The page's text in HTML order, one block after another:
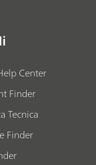
Center
Finder
Tecnica
Finder